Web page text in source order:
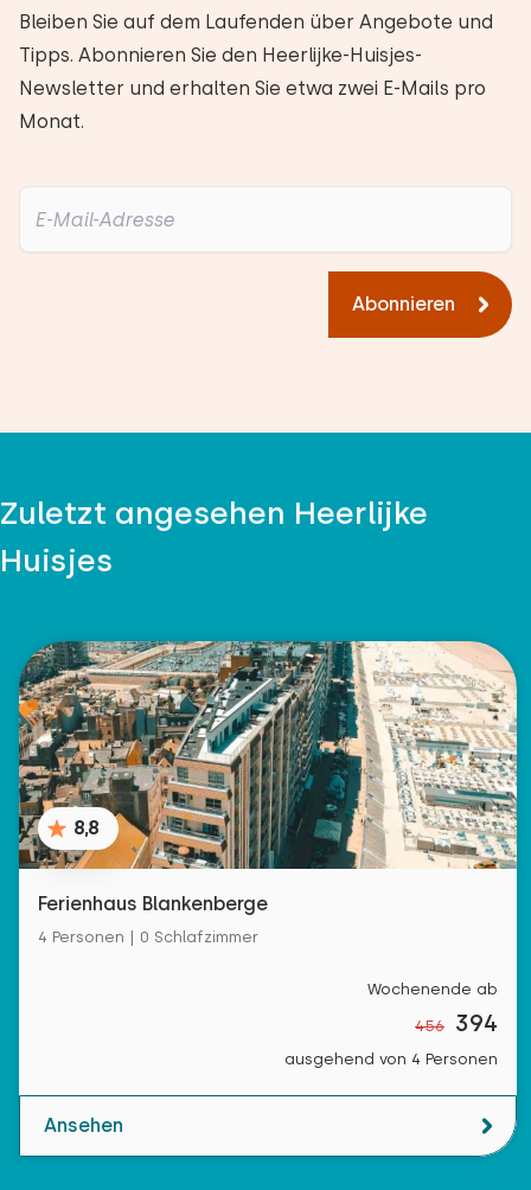
Bleiben Sie auf dem Laufenden über Angebote und
Tipps. Abonnieren Sie den Heerlijke-Huisjes-
Newsletter und erhalten Sie etwa zwei E-Mails pro
Monat.
Abonnieren
Zuletzt angesehen Heerlijke
Huisjes
8,8
Ferienhaus Blankenberge
4 Personen | 0 Schlafzimmer
Wochenende ab
456 394
ausgehend von 4 Personen
Ansehen